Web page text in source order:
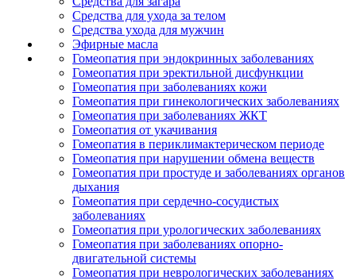
Средства для ухода за телом
Средства ухода для мужчин
Эфирные масла
Гомеопатия при эндокринных заболеваниях
Гомеопатия при эректильной дисфункции
Гомеопатия при заболеваниях кожи
Гомеопатия при гинекологических заболеваниях
Гомеопатия при заболеваниях ЖКТ
Гомеопатия от укачивания
Гомеопатия в периклимактерическом периоде
Гомеопатия при нарушении обмена веществ
Гомеопатия при простуде и заболеваниях органов
дыхания
Гомеопатия при сердечно-сосудистых
заболеваниях
Гомеопатия при урологических заболеваниях
Гомеопатия при заболеваниях опорно-
двигательной системы
Гомеопатия при неврологических заболеваниях